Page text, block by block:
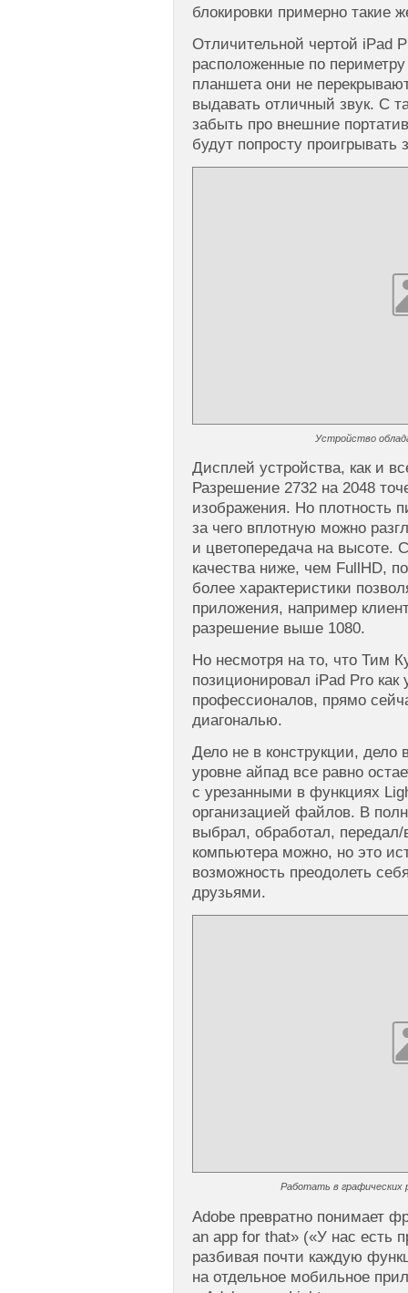
блокировки примерно такие
Отличительной чертой iPad
расположенные по
планшета они не
выдавать отличный звук. С
забыть про внешние
будут попросту проигрывать
Устройство
Дисплей устройства, как и
Разрешение 2732 на 2048
изображения. Но плотность
за чего вплотную можно
и цветопередача на высоте.
качества ниже, чем FullHD,
более характеристики
приложения, например
разрешение выше 1080.
Но несмотря на то, что Тим
позиционировал iPad Pro как
профессионалов, прямо
диагональю.
Дело не в конструкции, дело
уровне айпад все равно
с урезанными в функциях
организацией файлов. В
выбрал, обработал,
компьютера можно, но это
возможность преодолеть
друзьями.
Работать в графических
Adobe превратно понимает
an app for that» («У нас есть
разбивая почти каждую
на отдельное мобильное